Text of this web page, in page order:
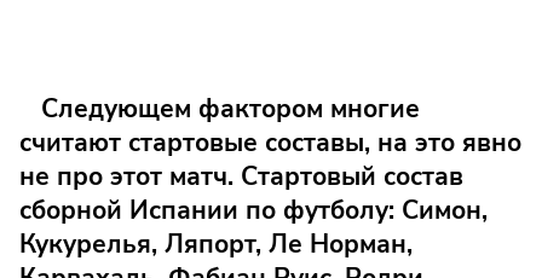
Следующем фактором многие
считают стартовые составы, на это явно
не про этот матч. Стартовый состав
сборной Испании по футболу: Симон,
Кукурелья, Ляпорт, Ле Норман,